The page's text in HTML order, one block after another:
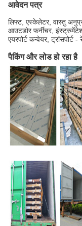
आवेदन पत्र
लिफ्ट, एस्केलेटर, वास्तु
आउटडोर फर्नीचर,
एयरपोर्ट कन्वेयर,
पैकिंग और लोड हो रहा है